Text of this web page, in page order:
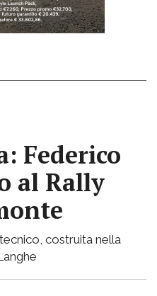
Federico
al Rally
costruita nella